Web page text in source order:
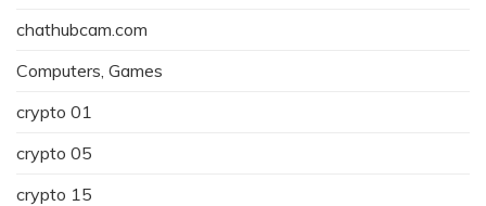
chathubcam.com
Computers, Games
crypto 01
crypto 05
crypto 15